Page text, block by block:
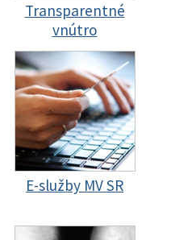
Transparentné
vnútro
E-služby MV SR